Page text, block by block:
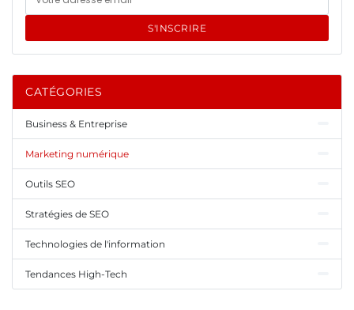
S'INSCRIRE
CATÉGORIES
Business & Entreprise
Marketing numérique
Outils SEO
Stratégies de SEO
Technologies de l'information
Tendances High-Tech